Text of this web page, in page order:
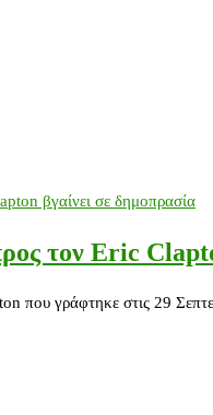
τον Eric
γράφτηκε στις 29